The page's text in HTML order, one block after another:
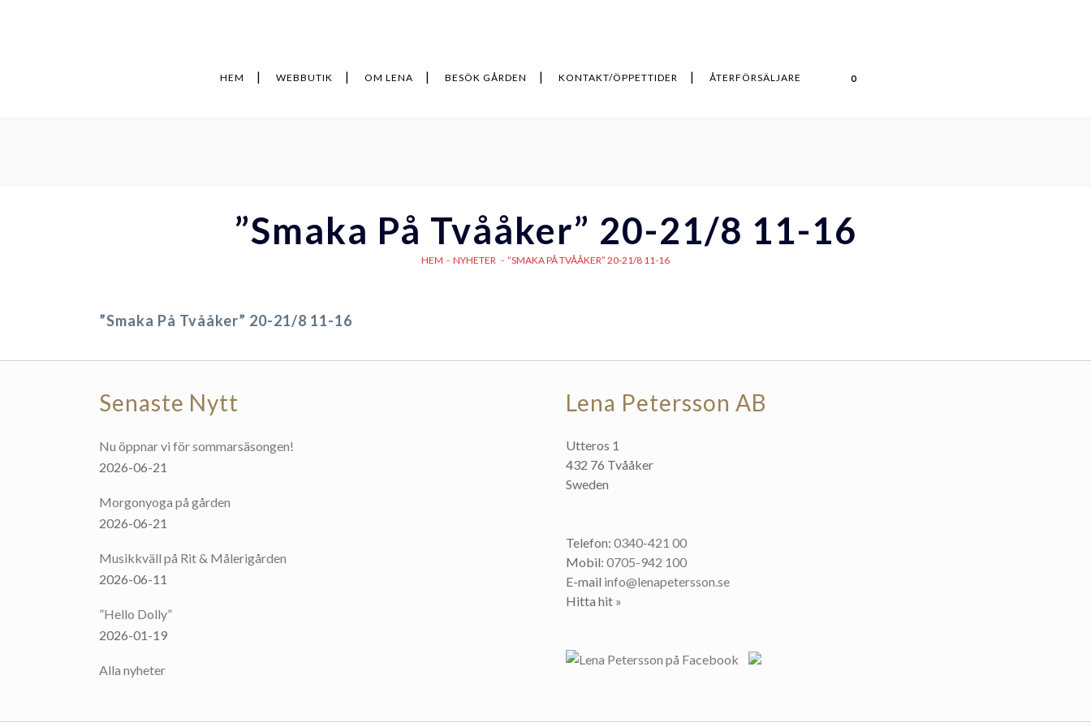
HEM WEBBUTIK OM LENA BESÖK GÅRDEN KONTAKT/ÖPPETTIDER ÅTERFÖRSÄLJARE 0
”Smaka På Tvååker” 20-21/8 11-16
HEM - NYHETER - ”SMAKA PÅ TVÅÅKER” 20-21/8 11-16
”Smaka På Tvååker” 20-21/8 11-16
Senaste Nytt
Nu öppnar vi för sommarsäsongen!
2026-06-21
Morgonyoga på gården
2026-06-21
Musikkväll på Rit & Målerigården
2026-06-11
”Hello Dolly”
2026-01-19
Alla nyheter
Lena Petersson AB
Utteros 1
432 76 Tvååker
Sweden
Telefon: 0340-421 00
Mobil: 0705-942 100
E-mail info@lenapetersson.se
Hitta hit »